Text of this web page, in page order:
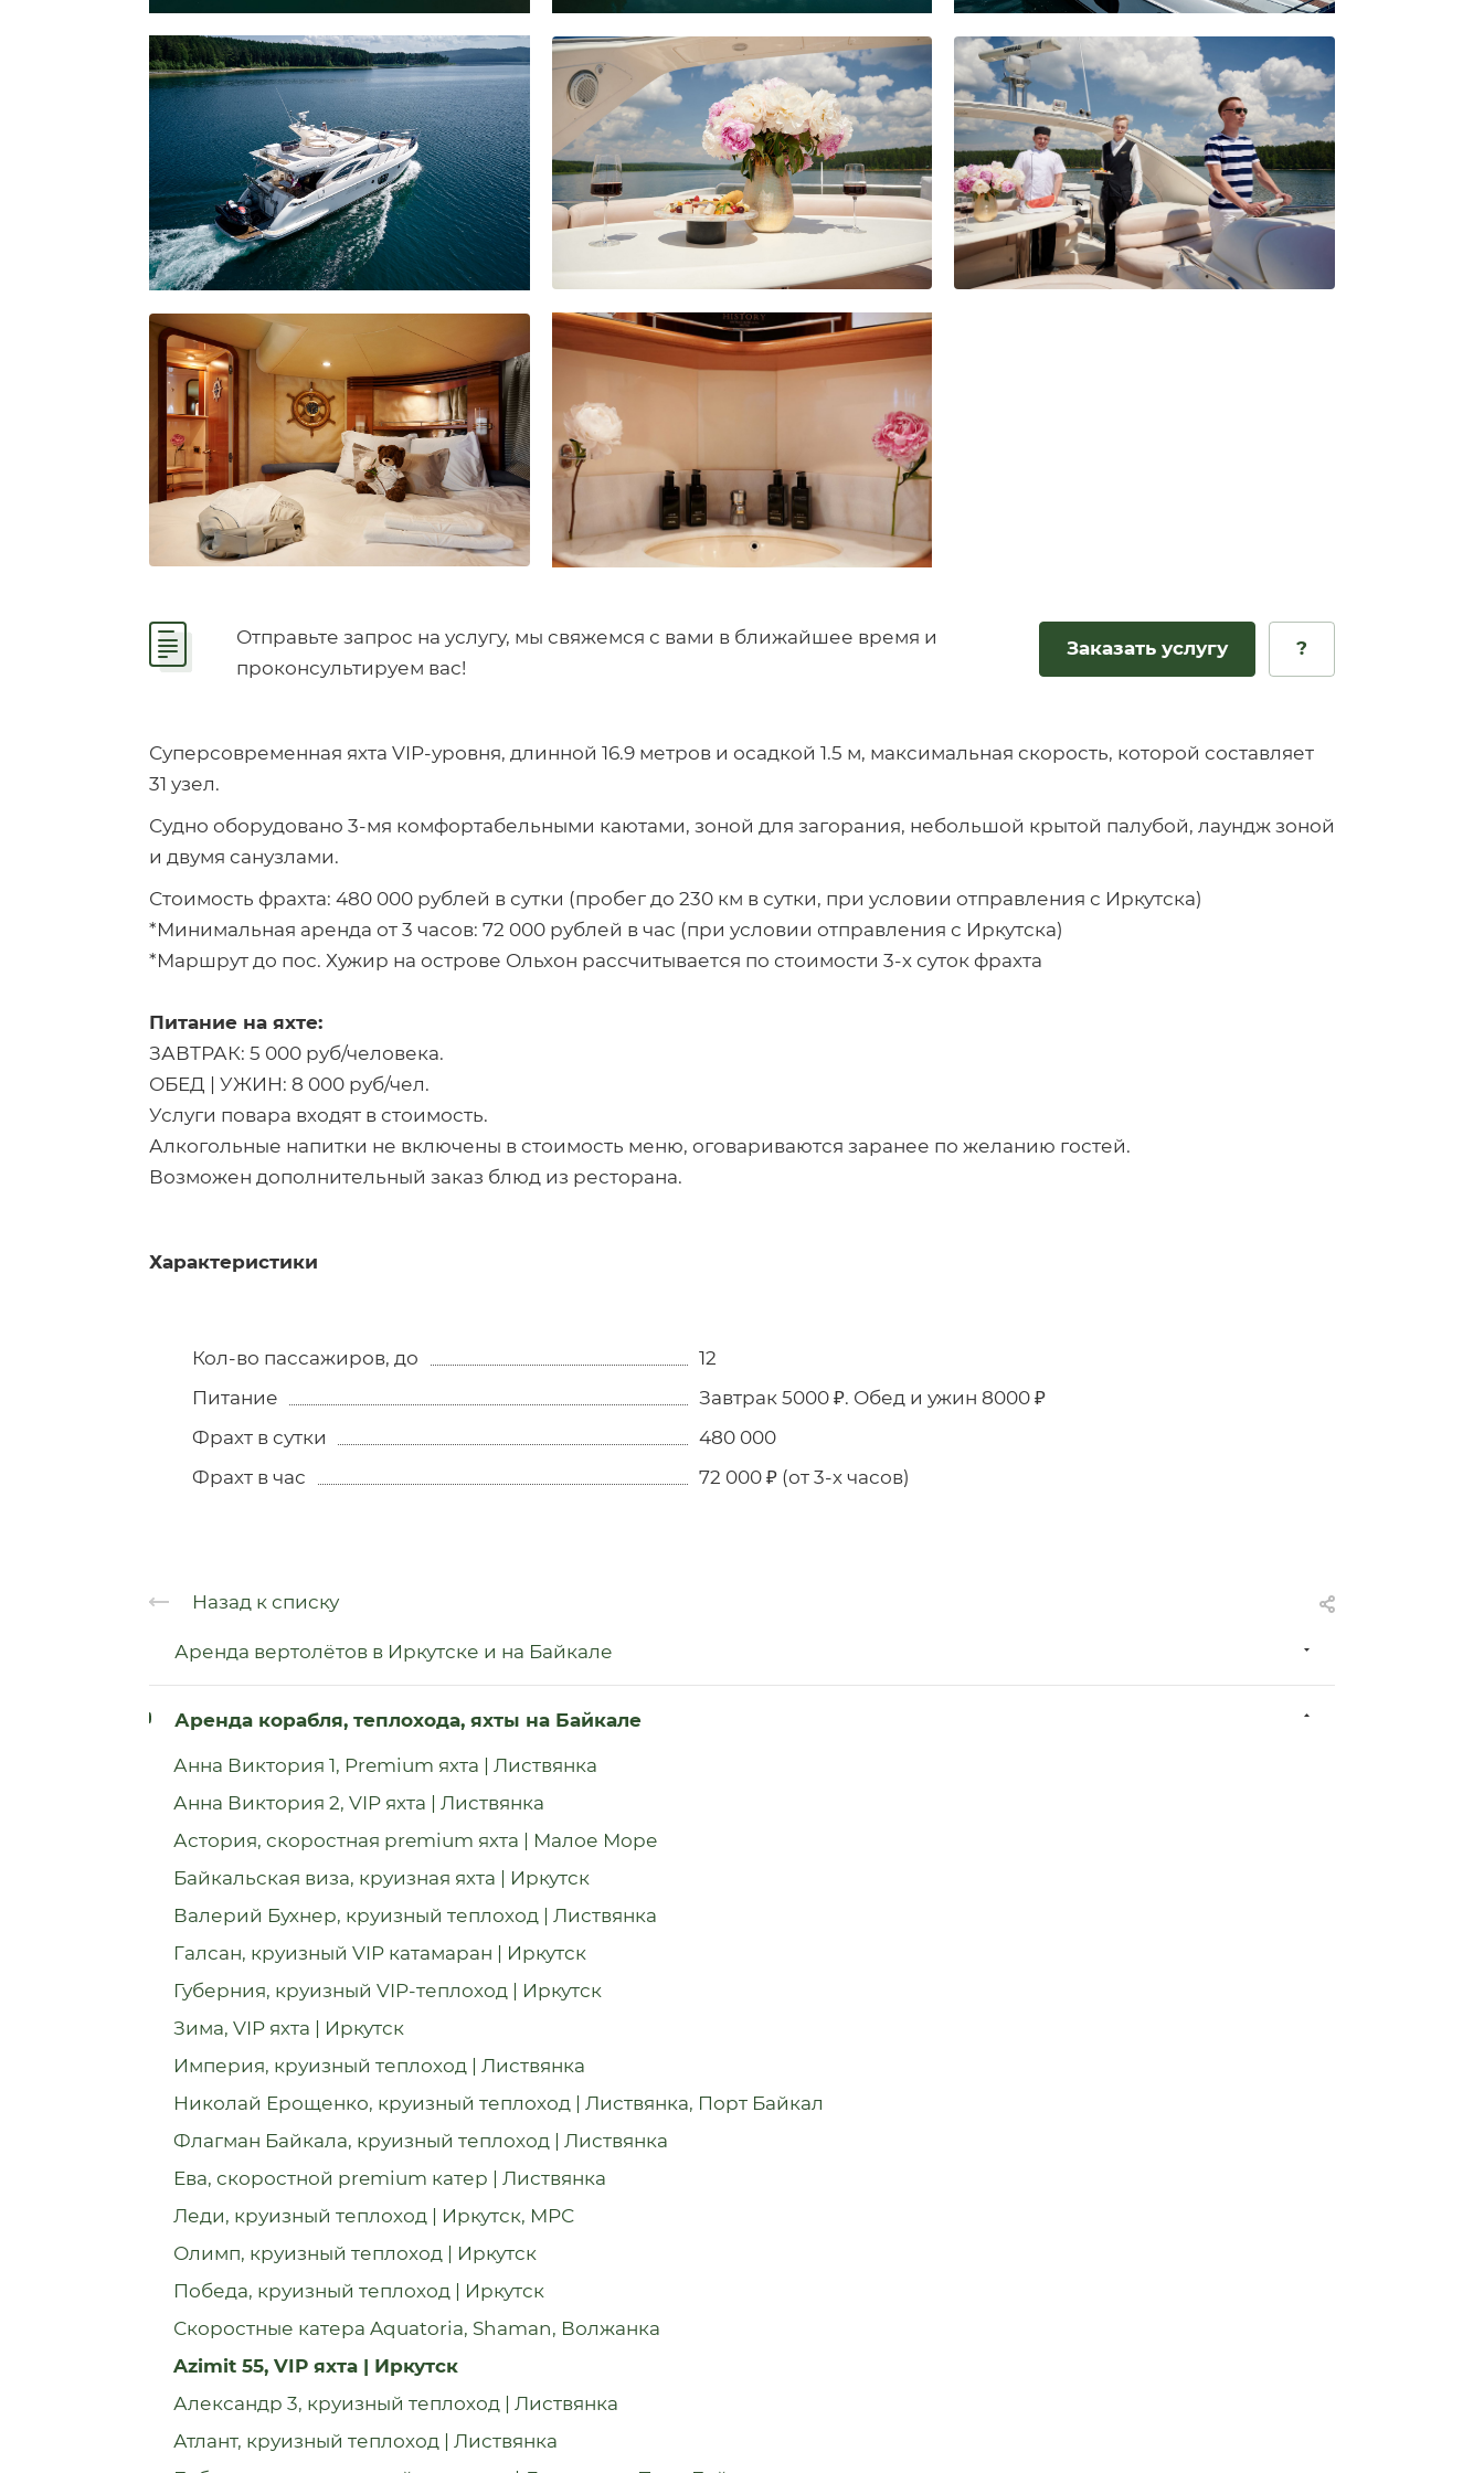
Отправьте запрос на услугу, мы свяжемся с вами в ближайшее время и
проконсультируем вас!
Заказать услугу ?
Суперсовременная яхта VIP-уровня, длинной 16.9 метров и осадкой 1.5 м, максимальная скорость, которой составляет
31 узел.
Судно оборудовано 3-мя комфортабельными каютами, зоной для загорания, небольшой крытой палубой, лаундж зоной
и двумя санузлами.
Стоимость фрахта: 480 000 рублей в сутки (пробег до 230 км в сутки, при условии отправления с Иркутска)
*Минимальная аренда от 3 часов: 72 000 рублей в час (при условии отправления с Иркутска)
*Маршрут до пос. Хужир на острове Ольхон рассчитывается по стоимости 3-х суток фрахта
Питание на яхте:
ЗАВТРАК: 5 000 руб/человека.
ОБЕД | УЖИН: 8 000 руб/чел.
Услуги повара входят в стоимость.
Алкогольные напитки не включены в стоимость меню, оговариваются заранее по желанию гостей.
Возможен дополнительный заказ блюд из ресторана.
Характеристики
Кол-во пассажиров, до
12
Питание
Завтрак 5000 ₽. Обед и ужин 8000 ₽
Фрахт в сутки
480 000
Фрахт в час
72 000 ₽ (от 3-х часов)
Назад к списку
Аренда вертолётов в Иркутске и на Байкале
Аренда корабля, теплохода, яхты на Байкале
Анна Виктория 1, Premium яхта | Листвянка
Анна Виктория 2, VIP яхта | Листвянка
Астория, скоростная premium яхта | Малое Море
Байкальская виза, круизная яхта | Иркутск
Валерий Бухнер, круизный теплоход | Листвянка
Галсан, круизный VIP катамаран | Иркутск
Губерния, круизный VIP-теплоход | Иркутск
Зима, VIP яхта | Иркутск
Империя, круизный теплоход | Листвянка
Николай Ерощенко, круизный теплоход | Листвянка, Порт Байкал
Флагман Байкала, круизный теплоход | Листвянка
Ева, скоростной premium катер | Листвянка
Леди, круизный теплоход | Иркутск, МРС
Олимп, круизный теплоход | Иркутск
Победа, круизный теплоход | Иркутск
Скоростные катера Aquatoria, Shaman, Волжанка
Azimit 55, VIP яхта | Иркутск
Александр 3, круизный теплоход | Листвянка
Атлант, круизный теплоход | Листвянка